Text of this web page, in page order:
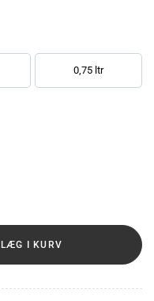
0,75 ltr
LÆG I KURV